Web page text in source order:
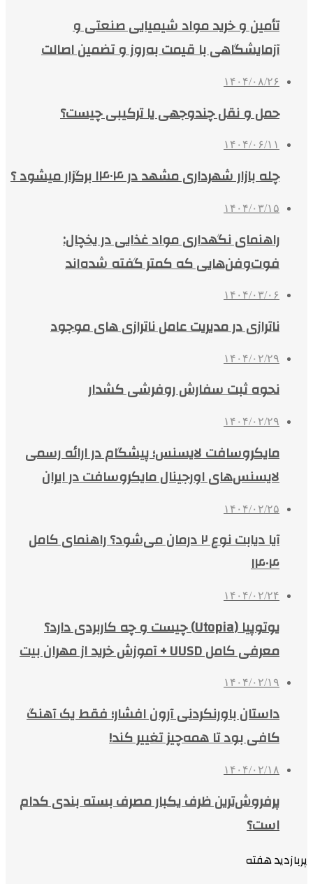
تأمین و خرید مواد شیمیایی صنعتی و
آزمایشگاهی با قیمت به‌روز و تضمین اصالت
۱۴۰۴/۰۸/۲۶
حمل و نقل چندوجهی یا ترکیبی چیست؟
۱۴۰۴/۰۶/۱۱
چله بازار شهرداری مشهد در ۱۴۰۴ برگزار میشود ؟
۱۴۰۴/۰۳/۱۵
راهنمای نگهداری مواد غذایی در یخچال:
فوت‌وفن‌هایی که کمتر گفته شده‌اند
۱۴۰۴/۰۳/۰۶
ناترازی در مدیریت عامل ناترازی های موجود
۱۴۰۴/۰۲/۲۹
نحوه ثبت سفارش روفرشی کشدار
۱۴۰۴/۰۲/۲۹
مایکروسافت لایسنس؛ پیشگام در ارائه رسمی
لایسنس‌های اورجینال مایکروسافت در ایران
۱۴۰۴/۰۲/۲۵
آیا دیابت نوع ۲ درمان می‌شود؟ راهنمای کامل
۱۴۰۴
۱۴۰۴/۰۲/۲۴
یوتوپیا (Utopia) چیست و چه کاربردی دارد؟
معرفی کامل UUSD + آموزش خرید از مهران بیت
۱۴۰۴/۰۲/۱۹
داستان باورنکردنی آرون افشار؛ فقط یک آهنگ
کافی بود تا همه‌چیز تغییر کند!
۱۴۰۴/۰۲/۱۸
پرفروش‌ترین ظرف یکبار مصرف بسته بندی کدام
است؟
پربازدید هفته